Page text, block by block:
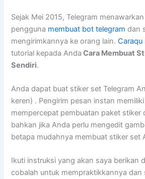
Sejak Mei 2015, Telegram
pengguna membuat bot telegram dan
mengirimkannya ke orang lain.Caraqu
tutorial kepada Anda Cara Membuat
Sendiri.
Anda dapat buat stiker set Telegram
keren) . Pengirim pesan instan
mempercepat pembuatan paket stiker
bahkan jika Anda perlu mengedit
betapa mudahnya membuat stiker set
Ikuti instruksi yang akan saya berikan
cobalah untuk mempraktikkannya dan